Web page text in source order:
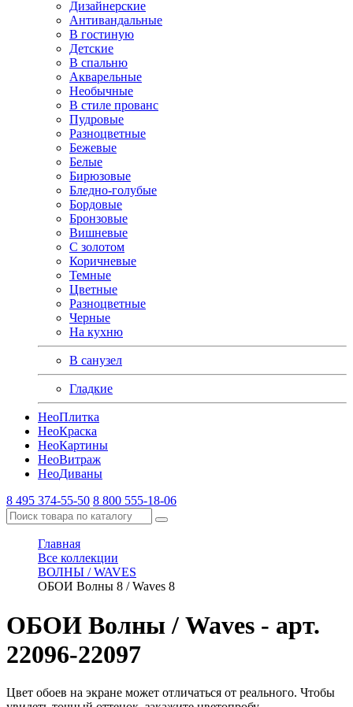
Дизайнерские
Антивандальные
В гостиную
Детские
В спальню
Акварельные
Необычные
В стиле прованс
Пудровые
Разноцветные
Бежевые
Белые
Бирюзовые
Бледно-голубые
Бордовые
Бронзовые
Вишневые
С золотом
Коричневые
Темные
Цветные
Разноцветные
Черные
На кухню
В санузел
Гладкие
НеоПлитка
НеоКраска
НеоКартины
НеоВитраж
НеоДиваны
8 495 374-55-50 8 800 555-18-06
Главная
Все коллекции
ВОЛНЫ / WAVES
ОБОИ Волны 8 / Waves 8
ОБОИ Волны / Waves - арт.
22096-22097
Цвет обоев на экране может отличаться от реального. Чтобы